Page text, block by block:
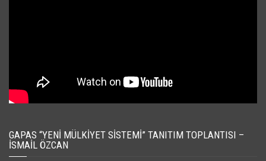
GAPAS “YENI MÜLKIYET SISTEMI” TANITIM TOPLANTISI –
İSMAIL ÖZCAN